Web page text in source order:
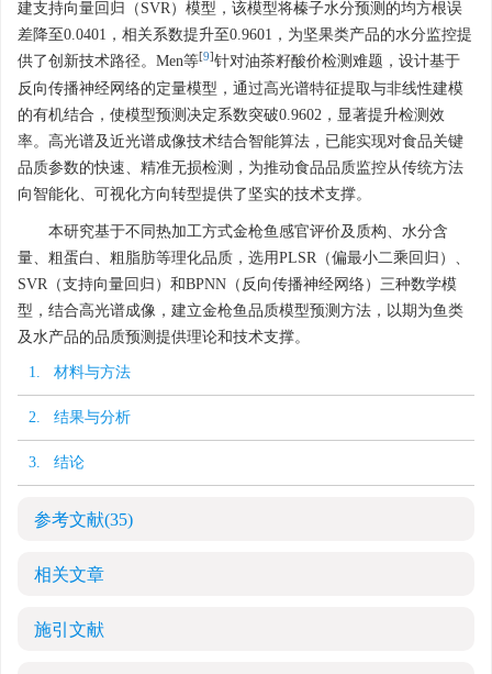
建支持向量回归（SVR）模型，该模型将榛子水分预测的均方根误
差降至0.0401，相关系数提升至0.9601，为坚果类产品的水分监控提
供了创新技术路径。Men等[9]针对油茶籽酸价检测难题，设计基于
反向传播神经网络的定量模型，通过高光谱特征提取与非线性建模
的有机结合，使模型预测决定系数突破0.9602，显著提升检测效
率。高光谱及近光谱成像技术结合智能算法，已能实现对食品关键
品质参数的快速、精准无损检测，为推动食品品质监控从传统方法
向智能化、可视化方向转型提供了坚实的技术支撑。
本研究基于不同热加工方式金枪鱼感官评价及质构、水分含
量、粗蛋白、粗脂肪等理化品质，选用PLSR（偏最小二乘回归）、
SVR（支持向量回归）和BPNN（反向传播神经网络）三种数学模
型，结合高光谱成像，建立金枪鱼品质模型预测方法，以期为鱼类
及水产品的品质预测提供理论和技术支撑。
1. 材料与方法
2. 结果与分析
3. 结论
参考文献(35)
相关文章
施引文献